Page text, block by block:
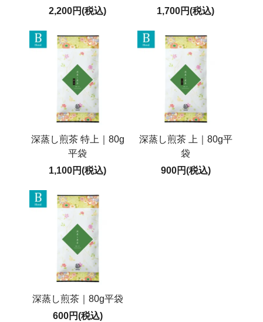
2,200円(税込)
1,700円(税込)
深蒸し煎茶 特上｜80g
平袋
1,100円(税込)
深蒸し煎茶 上｜80g平
袋
900円(税込)
深蒸し煎茶｜80g平袋
600円(税込)